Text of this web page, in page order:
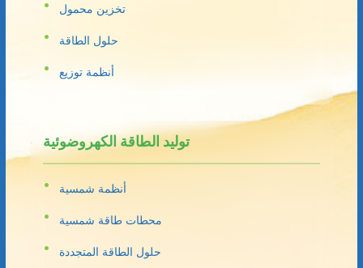
تخزين محمول
حلول الطاقة
أنظمة توزيع
توليد الطاقة الكهروضوئية
أنظمة شمسية
محطات طاقة شمسية
حلول الطاقة المتجددة